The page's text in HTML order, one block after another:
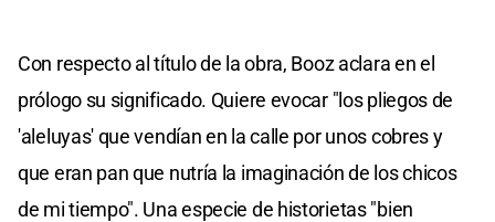
Con respecto al título de la obra, Booz aclara en el
prólogo su significado. Quiere evocar "los pliegos de
'aleluyas' que vendían en la calle por unos cobres y
que eran pan que nutría la imaginación de los chicos
de mi tiempo". Una especie de historietas "bien